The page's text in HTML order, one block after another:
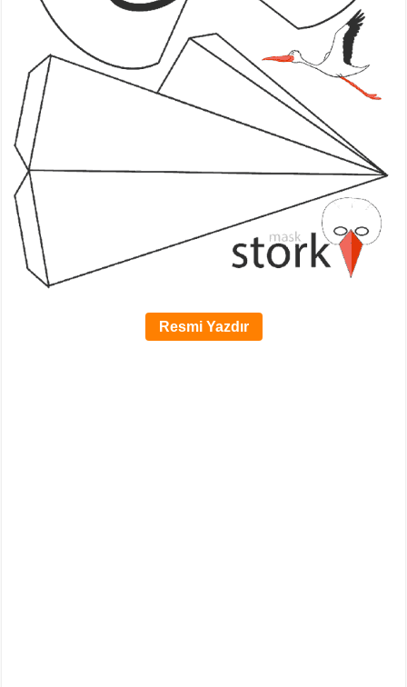
Resmi Yazdır